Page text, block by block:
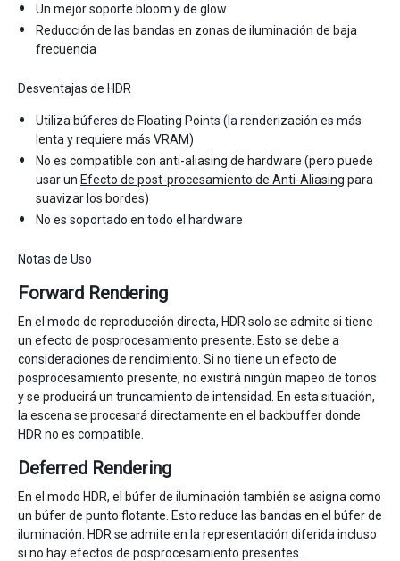
Un mejor soporte bloom y de glow
Reducción de las bandas en zonas de iluminación de baja
frecuencia
Desventajas de HDR
Utiliza búferes de Floating Points (la renderización es más
lenta y requiere más VRAM)
No es compatible con anti-aliasing de hardware (pero puede
usar un Efecto de post-procesamiento de Anti-Aliasing para
suavizar los bordes)
No es soportado en todo el hardware
Notas de Uso
Forward Rendering
En el modo de reproducción directa, HDR solo se admite si tiene
un efecto de posprocesamiento presente. Esto se debe a
consideraciones de rendimiento. Si no tiene un efecto de
posprocesamiento presente, no existirá ningún mapeo de tonos
y se producirá un truncamiento de intensidad. En esta situación,
la escena se procesará directamente en el backbuffer donde
HDR no es compatible.
Deferred Rendering
En el modo HDR, el búfer de iluminación también se asigna como
un búfer de punto flotante. Esto reduce las bandas en el búfer de
iluminación. HDR se admite en la representación diferida incluso
si no hay efectos de posprocesamiento presentes.